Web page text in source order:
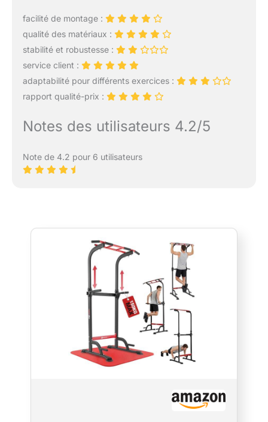
facilité de montage :
qualité des matériaux :
stabilité et robustesse :
service client :
adaptabilité pour différents exercices :
rapport qualité-prix :
Notes des utilisateurs 4.2/5
Note de 4.2 pour 6 utilisateurs